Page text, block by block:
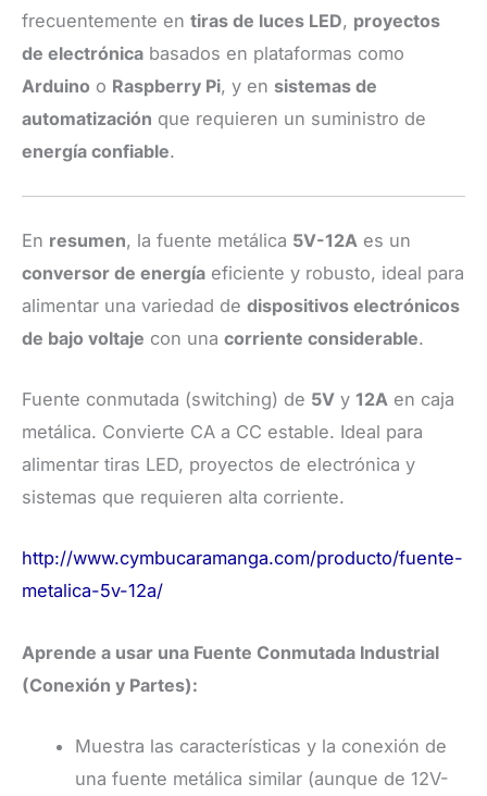
frecuentemente en tiras de luces LED, proyectos
de electrónica basados en plataformas como
Arduino o Raspberry Pi, y en sistemas de
automatización que requieren un suministro de
energía confiable.
En resumen, la fuente metálica 5V-12A es un
conversor de energía eficiente y robusto, ideal para
alimentar una variedad de dispositivos electrónicos
de bajo voltaje con una corriente considerable.
Fuente conmutada (switching) de 5V y 12A en caja
metálica. Convierte CA a CC estable. Ideal para
alimentar tiras LED, proyectos de electrónica y
sistemas que requieren alta corriente.
http://www.cymbucaramanga.com/producto/fuente-
metalica-5v-12a/
Aprende a usar una Fuente Conmutada Industrial
(Conexión y Partes):
Muestra las características y la conexión de
una fuente metálica similar (aunque de 12V-